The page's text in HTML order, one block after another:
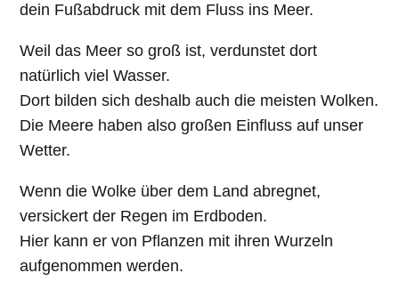
dein Fußabdruck mit dem Fluss ins Meer.
Weil das Meer so groß ist, verdunstet dort
natürlich viel Wasser.
Dort bilden sich deshalb auch die meisten Wolken.
Die Meere haben also großen Einfluss auf unser
Wetter.
Wenn die Wolke über dem Land abregnet,
versickert der Regen im Erdboden.
Hier kann er von Pflanzen mit ihren Wurzeln
aufgenommen werden.